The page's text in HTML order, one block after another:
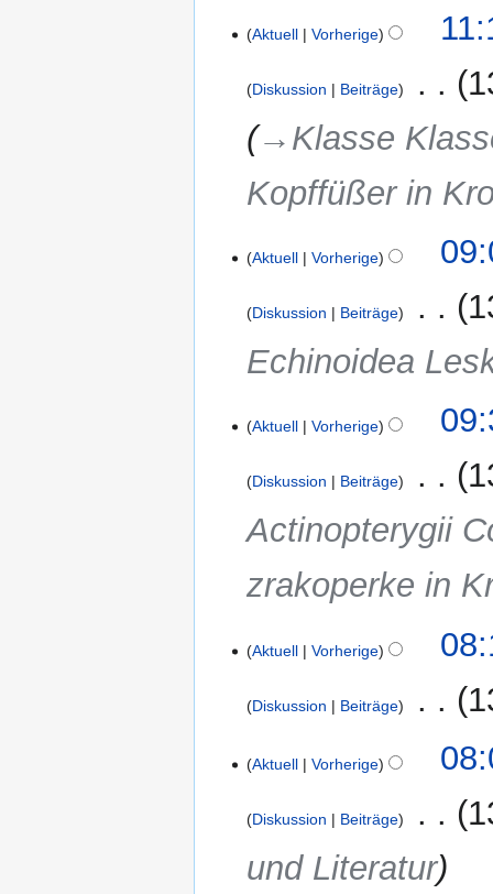
Aktuell Vorherige
Diskussion Beiträge
→‎Klasse
Kopffüßer in
Februar
Aktuell Vorherige
Diskussion Beiträge
Echinoidea
September
Aktuell Vorherige
Diskussion Beiträge
Actinopterygii
zrakoperke in
JuniAktuell Vorherige
Diskussion Beiträge
e
n
B
e
Aktuell Vorherige
Diskussion Beiträge
und Literatur